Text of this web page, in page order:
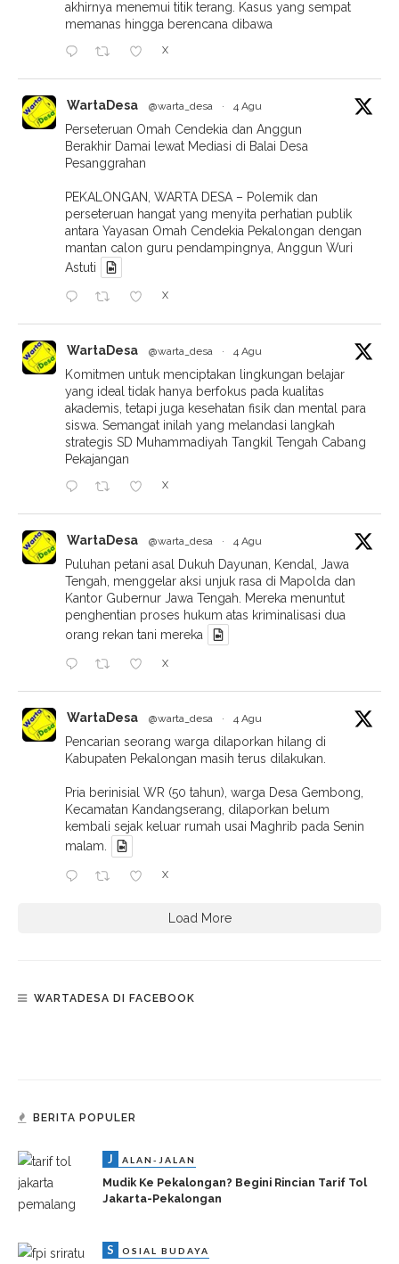
akhirnya menemui titik terang. Kasus yang sempat
memanas hingga berencana dibawa
X
WartaDesa @warta_desa · 4 Agu
Perseteruan Omah Cendekia dan Anggun
Berakhir Damai lewat Mediasi di Balai Desa
Pesanggrahan
PEKALONGAN, WARTA DESA – Polemik dan
perseteruan hangat yang menyita perhatian publik
antara Yayasan Omah Cendekia Pekalongan dengan
mantan calon guru pendampingnya, Anggun Wuri
Astuti
X
WartaDesa @warta_desa · 4 Agu
Komitmen untuk menciptakan lingkungan belajar
yang ideal tidak hanya berfokus pada kualitas
akademis, tetapi juga kesehatan fisik dan mental para
siswa. Semangat inilah yang melandasi langkah
strategis SD Muhammadiyah Tangkil Tengah Cabang
Pekajangan
X
WartaDesa @warta_desa · 4 Agu
Puluhan petani asal Dukuh Dayunan, Kendal, Jawa
Tengah, menggelar aksi unjuk rasa di Mapolda dan
Kantor Gubernur Jawa Tengah. Mereka menuntut
penghentian proses hukum atas kriminalisasi dua
orang rekan tani mereka
X
WartaDesa @warta_desa · 4 Agu
Pencarian seorang warga dilaporkan hilang di
Kabupaten Pekalongan masih terus dilakukan.
Pria berinisial WR (50 tahun), warga Desa Gembong,
Kecamatan Kandangserang, dilaporkan belum
kembali sejak keluar rumah usai Maghrib pada Senin
malam.
X
Load More
WARTADESA DI FACEBOOK
BERITA POPULER
J ALAN-JALAN
Mudik Ke Pekalongan? Begini Rincian Tarif Tol
Jakarta-Pekalongan
S OSIAL BUDAYA